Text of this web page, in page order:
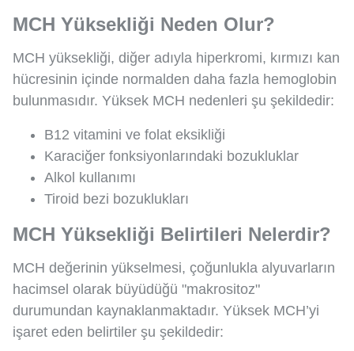
MCH Yüksekliği Neden Olur?
MCH yüksekliği, diğer adıyla hiperkromi, kırmızı kan
hücresinin içinde normalden daha fazla hemoglobin
bulunmasıdır. Yüksek MCH nedenleri şu şekildedir:
B12 vitamini ve folat eksikliği
Karaciğer fonksiyonlarındaki bozukluklar
Alkol kullanımı
Tiroid bezi bozuklukları
MCH Yüksekliği Belirtileri Nelerdir?
MCH değerinin yükselmesi, çoğunlukla alyuvarların
hacimsel olarak büyüdüğü "makrositoz"
durumundan kaynaklanmaktadır. Yüksek MCH’yi
işaret eden belirtiler şu şekildedir: